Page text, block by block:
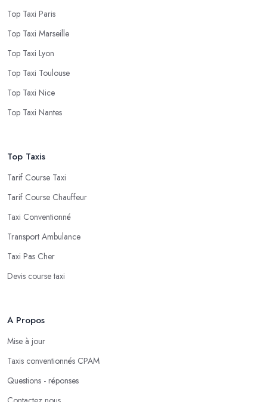
Top Taxi Paris
Top Taxi Marseille
Top Taxi Lyon
Top Taxi Toulouse
Top Taxi Nice
Top Taxi Nantes
Top Taxis
Tarif Course Taxi
Tarif Course Chauffeur
Taxi Conventionné
Transport Ambulance
Taxi Pas Cher
Devis course taxi
A Propos
Mise à jour
Taxis conventionnés CPAM
Questions - réponses